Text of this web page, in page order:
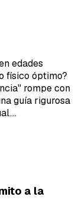
edades
físico óptimo?
rompe con
guía rigurosa
...
a la